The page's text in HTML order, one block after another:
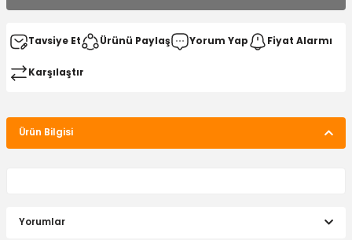
Tavsiye Et Ürünü Paylaş Yorum Yap Fiyat Alarmı
Karşılaştır
Ürün Bilgisi
Yorumlar